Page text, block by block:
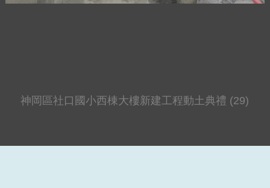
神岡區社口國小西棟大樓新建工程動土典禮 (29)